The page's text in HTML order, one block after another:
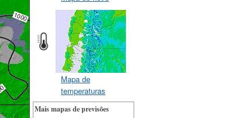
Mapa de
temperaturas
Mais mapas de previsões